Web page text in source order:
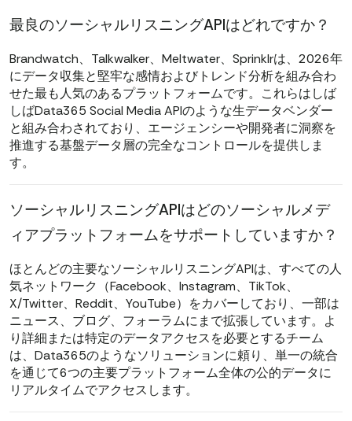
最良のソーシャルリスニングAPIはどれですか？
Brandwatch、Talkwalker、Meltwater、Sprinklrは、2026年
にデータ収集と堅牢な感情およびトレンド分析を組み合わ
せた最も人気のあるプラットフォームです。これらはしば
しばData365 Social Media APIのような生データベンダー
と組み合わされており、エージェンシーや開発者に洞察を
推進する基盤データ層の完全なコントロールを提供しま
す。
ソーシャルリスニングAPIはどのソーシャルメデ
ィアプラットフォームをサポートしていますか？
ほとんどの主要なソーシャルリスニングAPIは、すべての人
気ネットワーク（Facebook、Instagram、TikTok、
X/Twitter、Reddit、YouTube）をカバーしており、一部は
ニュース、ブログ、フォーラムにまで拡張しています。よ
り詳細または特定のデータアクセスを必要とするチーム
は、Data365のようなソリューションに頼り、単一の統合
を通じて6つの主要プラットフォーム全体の公的データに
リアルタイムでアクセスします。